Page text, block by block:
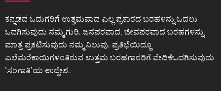
ಕನ್ನಡದ ಓದುಗರಿಗೆ ಉತ್ತಮವಾದ ಎಲ್ಲ ಪ್ರಕಾರದ ಬರಹಳನ್ನು ಓದಲು
ಒದಗಿಸುವುದು ನಮ್ಮ ಗುರಿ. ಜನಪರವಾದ, ಜೀವಪರವಾದ ಬರಹಗಳನ್ನು
ಮಾತ್ರ ಪ್ರಕಟಿಸುವುದು ನಮ್ಮ ನಿಲುವು. ಪ್ರತಿಭೆಯಿದ್ದೂ
ಎಲೆಮರೆಕಾಯಿಗಳಂತಿರುವ ಉತ್ತಮ ಬರಹಗಾರರಿಗೆ ವೇದಿಕೆಒದಗಿಸುವುದು
ʼಸಂಗಾತಿʼಯ ಉದ್ದೇಶ.